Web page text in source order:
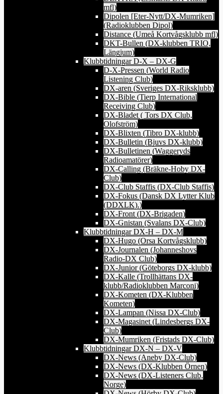
mfl)
Dipolen [Eter-Nytt/DX-Mumriken]
(Radioklubben Dipol)
Distance (Umeå Kortvågsklubb mfl)
DKT-Bullen (DX-klubben TRIO,
Längjum)
Klubbtidningar D-X – DX-G
D-X-Pressen (World Radio
Listening Club)
DX-aren (Sveriges DX-Riksklubb)
DX-Bible (Tierp International
Receiving Club)
DX-Bladet ( Tors DX Club,
Olofström)
DX-Blixten (Tibro DX-klubb)
DX-Bulletin (Bjuvs DX-klubb)
DX-Bulletinen (Waggeryds
Radioamatörer)
DX-Calling (Bräkne-Hoby DX-
Club)
DX-Club Staffis (DX-Club Staffis)
DX-Fokus (Dansk DX Lytter Klub
(DDXLK).)
DX-Front (DX-Brigaden)
DX-Gnistan (Svalans DX-Club)
Klubbtidningar DX-H – DX-M
DX-Hugo (Orsa Kortvågsklubb)
DX-Journalen (Johanneshovs
Radio-DX Club)
DX-Junior (Göteborgs DX-klubb)
DX-Kalle (Trollhättans DX-
klubb/Radioklubben Marconi)
DX-Kometen (DX-Klubben
Kometen)
DX-Lampan (Nissa DX-Club)
DX-Magasinet (Lindesbergs DX-
Club)
DX-Mumriken (Fristads DX-Club)
Klubbtidningar DX-N – DX-V
DX-News (Aneby DX-Club)
DX-News (DX-Klubben Örnen)
DX-News (DX-Listeners Club,
Norge)